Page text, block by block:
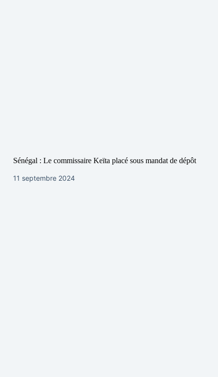
Sénégal : Le commissaire Keïta placé sous mandat de dépôt
11 septembre 2024